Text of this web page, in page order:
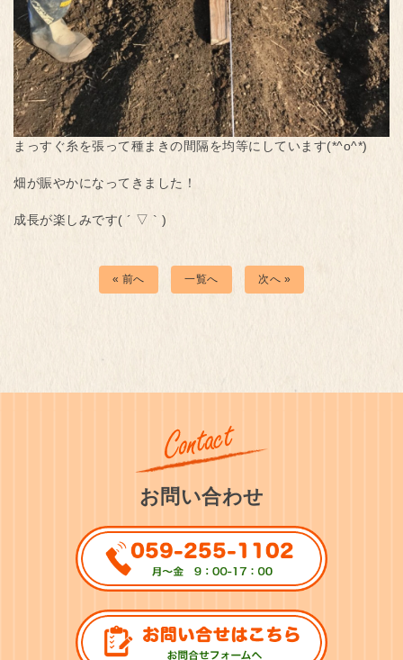
まっすぐ糸を張って種まきの間隔を均等にしています(*^o^*)
畑が賑やかになってきました！
成長が楽しみです( ´ ▽ ` )
« 前へ 一覧へ 次へ »
お問い合わせ